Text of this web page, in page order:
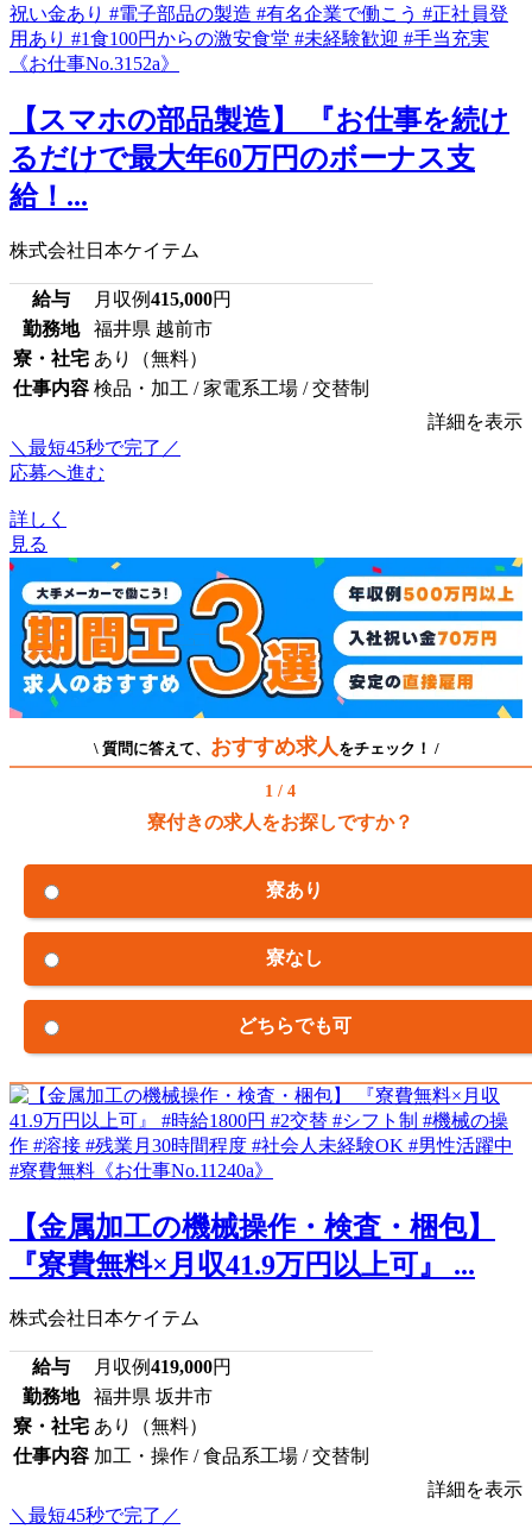
【スマホの部品製造】 『お仕事を続け
るだけで最大年60万円のボーナス支
給！...
株式会社日本ケイテム
給与 月収例415,000円
勤務地
福井県 越前市
寮・社宅 あり（無料）
仕事内容 検品・加工 / 家電系工場 / 交替制
詳細を表示
＼最短45秒で完了／
応募へ進む
詳しく
見る
\ 質問に答えて、 おすすめ求人 をチェック！ /
1 / 4
寮付きの求人をお探しですか？
寮あり
寮なし
どちらでも可
【金属加工の機械操作・検査・梱包】
『寮費無料×月収41.9万円以上可』 ...
株式会社日本ケイテム
給与 月収例419,000円
勤務地
福井県 坂井市
寮・社宅 あり（無料）
仕事内容 加工・操作 / 食品系工場 / 交替制
詳細を表示
＼最短45秒で完了／